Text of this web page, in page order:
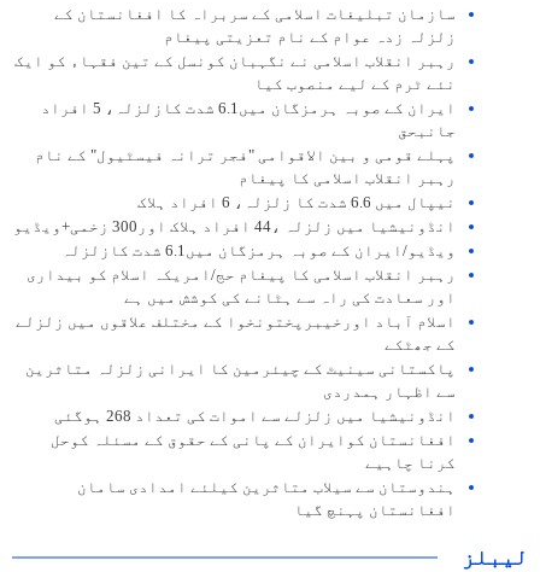
سازمان تبلیغات اسلامی کے سربراہ کا افغانستان کے
زلزلہ زدہ عوام کے نام تعزیتی پیغام
رہبر انقلاب اسلامی نے نگہبان کونسل کے تین فقہاء کو ایک
نئے ٹرم کے لیے منصوب کیا
ایران کے صوبہ ہرمزگان میں6.1 شدت کازلزلہ، 5 افراد
جانبحق
پہلے قومی و بین الاقوامی "فجر ترانہ فیسٹیول" کے نام
رہبر انقلاب اسلامی کا پیغام
نیپال میں 6.6 شدت کا زلزلہ، 6 افراد ہلاک
انڈونیشیا میں زلزلہ ،44 افراد ہلاک اور300 زخمی+ویڈیو
ویڈیو/ایران کے صوبہ ہرمزگان میں6.1 شدت کازلزلہ
رہبر انقلاب اسلامی کا پیغام حج/امریکہ اسلام کو بیداری
اور سعادت کی راہ سے ہٹانے کی کوشش میں ہے
اسلام آباد اورخیبرپختونخوا کے مختلف علاقوں میں زلزلے
کے جھٹکے
پاکستانی سینیٹ کے چیئرمین کا ایرانی زلزلہ متاثرین
سے اظہار ہمدردی
انڈونیشیا میں زلزلے سے اموات کی تعداد 268 ہوگئی
افغانستان کوایران کے پانی کے حقوق کے مسئلہ کوحل
کرنا چاہیے
ہندوستان سے سیلاب متاثرین کیلئے امدادی سامان
افغانستان پہنچ گیا
لیبلز